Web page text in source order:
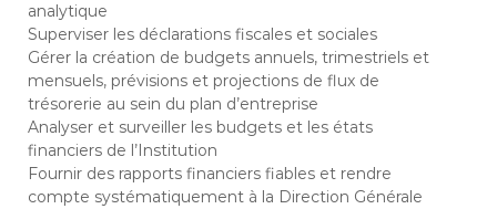
analytique
Superviser les déclarations fiscales et sociales
Gérer la création de budgets annuels, trimestriels et
mensuels, prévisions et projections de flux de
trésorerie au sein du plan d’entreprise
Analyser et surveiller les budgets et les états
financiers de l’Institution
Fournir des rapports financiers fiables et rendre
compte systématiquement à la Direction Générale